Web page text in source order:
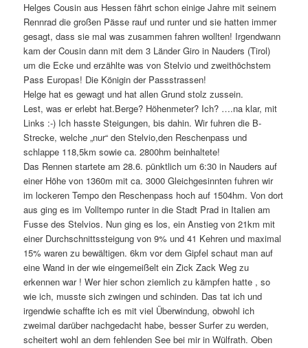
Helges Cousin aus Hessen fährt schon einige Jahre mit seinem
Rennrad die großen Pässe rauf und runter und sie hatten immer
gesagt, dass sie mal was zusammen fahren wollten! Irgendwann
kam der Cousin dann mit dem 3 Länder Giro in Nauders (Tirol)
um die Ecke und erzählte was von Stelvio und zweithöchstem
Pass Europas! Die Königin der Passstrassen!
Helge hat es gewagt und hat allen Grund stolz zussein.
Lest, was er erlebt hat.Berge? Höhenmeter? Ich? ….na klar, mit
Links :-) Ich hasste Steigungen, bis dahin. Wir fuhren die B-
Strecke, welche „nur“ den Stelvio,den Reschenpass und
schlappe 118,5km sowie ca. 2800hm beinhaltete!
Das Rennen startete am 28.6. pünktlich um 6:30 in Nauders auf
einer Höhe von 1360m mit ca. 3000 Gleichgesinnten fuhren wir
im lockeren Tempo den Reschenpass hoch auf 1504hm. Von dort
aus ging es im Volltempo runter in die Stadt Prad in Italien am
Fusse des Stelvios. Nun ging es los, ein Anstieg von 21km mit
einer Durchschnittssteigung von 9% und 41 Kehren und maximal
15% waren zu bewältigen. 6km vor dem Gipfel schaut man auf
eine Wand in der wie eingemeißelt ein Zick Zack Weg zu
erkennen war ! Wer hier schon ziemlich zu kämpfen hatte , so
wie ich, musste sich zwingen und schinden. Das tat ich und
irgendwie schaffte ich es mit viel Überwindung, obwohl ich
zweimal darüber nachgedacht habe, besser Surfer zu werden,
scheitert wohl an dem fehlenden See bei mir in Wülfrath. Oben